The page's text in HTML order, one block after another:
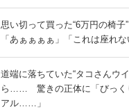
思い切って買った“6万円の椅
「あぁぁぁぁ」「これは座れ
道端に落ちていた“タコさんウ
ら…… 驚きの正体に「びっく
アル……」